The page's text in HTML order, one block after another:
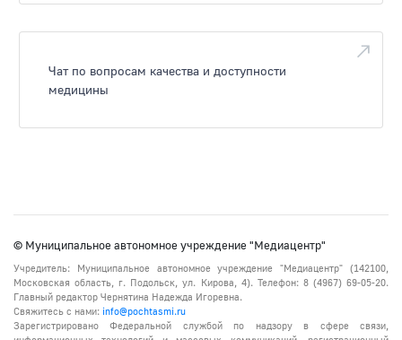
Чат по вопросам качества и доступности
медицины
© Муниципальное автономное учреждение "Медиацентр"
Учредитель: Муниципальное автономное учреждение "Медиацентр" (142100,
Московская область, г. Подольск, ул. Кирова, 4). Телефон: 8 (4967) 69-05-20.
Главный редактор Чернятина Надежда Игоревна.
Свяжитесь с нами: info@pochtasmi.ru
Зарегистрировано Федеральной службой по надзору в сфере связи,